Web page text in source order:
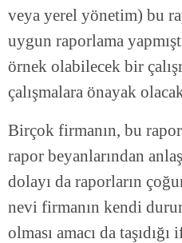
veya yerel yönetim) bu
uygun raporlama
örnek olabilecek bir
çalışmalara önayak
Birçok firmanın, bu
rapor beyanlarından
dolayı da raporların
nevi firmanın kendi
olması amacı da